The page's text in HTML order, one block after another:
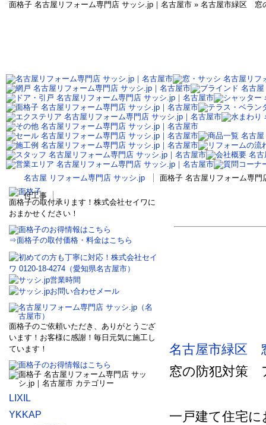
面格子 名古屋リフォーム専門店 サッシ.jp｜名古屋市 » 名古屋市緑区
名古屋 リフォーム専門店 サッシ.jp
面格子 名古屋リフォーム専
付工事
名古屋市緑区
窓の防犯対策
一戸建て住宅
面格子の取付承ります！株式会社セイワに
おまかせください！
⇒面格子の取付価格・料金はこちら
面格子のご依頼いただき、ありがとうござ
います！お客様に感謝！毎日元気に施工し
ています！
LIXIL
YKKAP